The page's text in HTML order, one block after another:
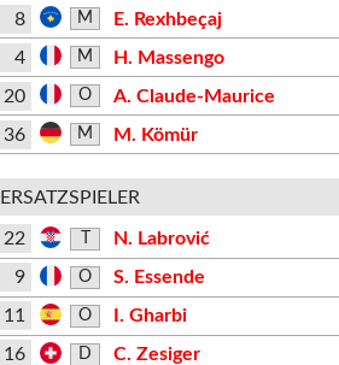
8 M E. Rexhbeçaj
4 M H. Massengo
20 O A. Claude-Maurice
36 M M. Kömür
ERSATZSPIELER
22
N. Labrović
9
O S. Essende
11 O I. Gharbi
16 D
C. Zesiger